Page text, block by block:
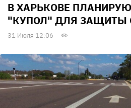
В ХАРЬКОВЕ
"КУПОЛ" ДЛЯ ЗАЩИТЫ
31 Июля 12:06